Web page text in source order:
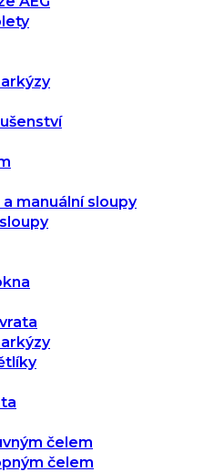
manuální sloupy
čelem
čelem